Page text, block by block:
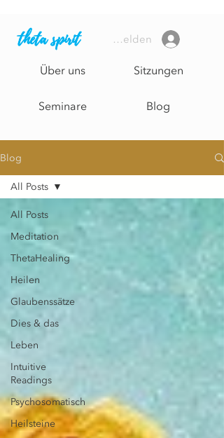
theta spirit
Über uns
Seminare
Sitzungen
Blog
Anmelden
Blog
All Posts
Meditation
ThetaHealing
Heilen
Glaubenssätze
Dies & das
Leben
Intuitive
Readings
Psychosomatisch
Heilsteine
All Posts